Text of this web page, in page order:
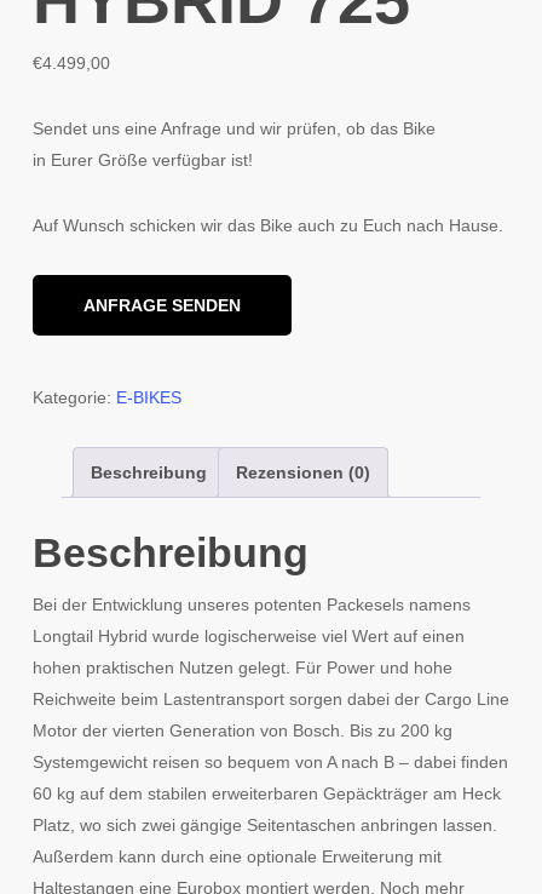
€4.499,00
Sendet uns eine Anfrage und wir prüfen, ob das Bike
in Eurer Größe verfügbar ist!
Auf Wunsch schicken wir das Bike auch zu Euch nach Hause.
ANFRAGE SENDEN
Kategorie: E-BIKES
Beschreibung Rezensionen (0)
Beschreibung
Bei der Entwicklung unseres potenten Packesels namens
Longtail Hybrid wurde logischerweise viel Wert auf einen
hohen praktischen Nutzen gelegt. Für Power und hohe
Reichweite beim Lastentransport sorgen dabei der Cargo Line
Motor der vierten Generation von Bosch. Bis zu 200 kg
Systemgewicht reisen so bequem von A nach B – dabei finden
60 kg auf dem stabilen erweiterbaren Gepäckträger am Heck
Platz, wo sich zwei gängige Seitentaschen anbringen lassen.
Außerdem kann durch eine optionale Erweiterung mit
Haltestangen eine Eurobox montiert werden. Noch mehr